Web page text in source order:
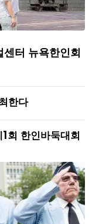
터 뉴욕한인회
한다
회 한인바둑대회